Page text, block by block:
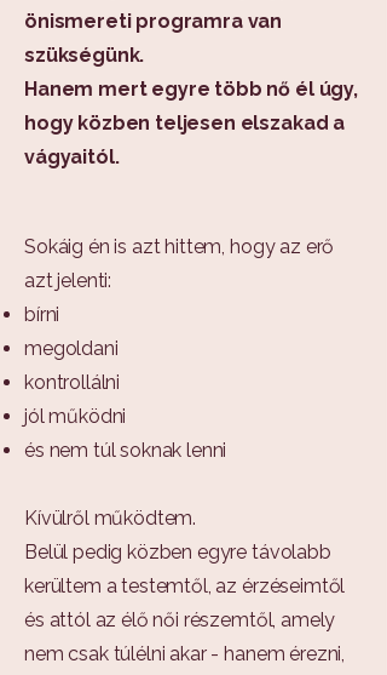
önismereti programra van
szükségünk.
Hanem mert egyre több nő él úgy,
hogy közben teljesen elszakad a
vágyaitól.
Sokáig én is azt hittem, hogy az erő
azt jelenti:
bírni
megoldani
kontrollálni
jól működni
és nem túl soknak lenni
Kívülről működtem.
Belül pedig közben egyre távolabb
kerültem a testemtől, az érzéseimtől
és attól az élő női részemtől, amely
nem csak túlélni akar - hanem érezni,